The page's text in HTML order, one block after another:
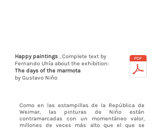
Happy paintings , Complete text by
Fernando Uhía about the exhibition:
The days of the marmota
by Gustavo Niño
Como en las estampillas de la República de
Weimar, las pinturas de Niño están
contramarcadas con un momentáneo valor,
millones de veces más alto que el que se